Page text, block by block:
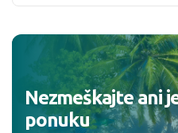
Nezmeškajte ani
ponuku